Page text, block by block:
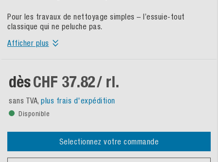
Pour les travaux de nettoyage simples – l’essuie-tout
classique qui ne peluche pas.
Afficher plus
dèsCHF 37.82/ rl.
sans TVA, plus frais d'expédition
Disponible
Selectionnez votre commande